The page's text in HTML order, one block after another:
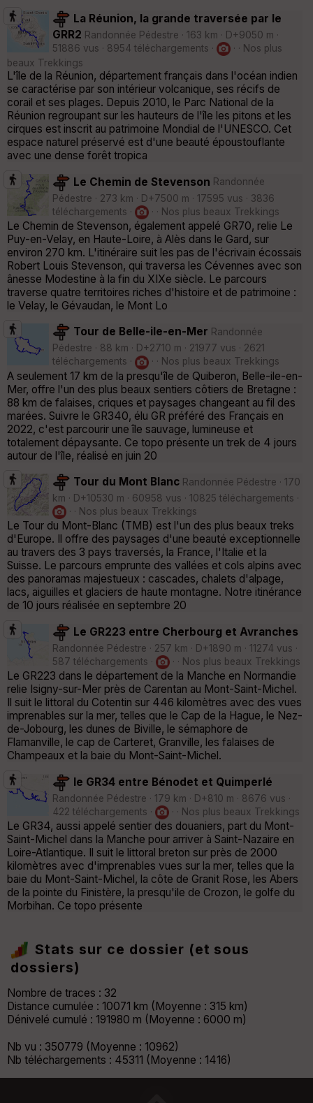
La Réunion, la grande traversée par le
GRR2 Randonnée Pédestre · 163 km · D+9050 m ·
51886 vus · 8954 téléchargements ·
· · Nos plus
beaux Trekkings
L'île de la Réunion, département français dans l'océan indien
se caractérise par son intérieur volcanique, ses récifs de
corail et ses plages. Depuis 2010, le Parc National de la
Réunion regroupant sur les hauteurs de l'île les pitons et les
cirques est inscrit au patrimoine Mondial de l'UNESCO. Cet
espace naturel préservé est d'une beauté époustouflante
avec une dense forêt tropica
Le Chemin de Stevenson Randonnée
Pédestre · 273 km · D+7500 m · 17595 vus · 3836
téléchargements ·
· · Nos plus beaux Trekkings
Le Chemin de Stevenson, également appelé GR70, relie Le
Puy-en-Velay, en Haute-Loire, à Alès dans le Gard, sur
environ 270 km. L'itinéraire suit les pas de l'écrivain écossais
Robert Louis Stevenson, qui traversa les Cévennes avec son
ânesse Modestine à la fin du XIXe siècle. Le parcours
traverse quatre territoires riches d'histoire et de patrimoine :
le Velay, le Gévaudan, le Mont Lo
Tour de Belle-ile-en-Mer Randonnée
Pédestre · 88 km · D+2710 m · 21977 vus · 2621
téléchargements ·
· · Nos plus beaux Trekkings
A seulement 17 km de la presqu'île de Quiberon, Belle-ile-en-
Mer, offre l'un des plus beaux sentiers côtiers de Bretagne :
88 km de falaises, criques et paysages changeant au fil des
marées. Suivre le GR340, élu GR préféré des Français en
2022, c'est parcourir une île sauvage, lumineuse et
totalement dépaysante. Ce topo présente un trek de 4 jours
autour de l'île, réalisé en juin 20
Tour du Mont Blanc Randonnée Pédestre · 170
km · D+10530 m · 60958 vus · 10825 téléchargements ·
· · Nos plus beaux Trekkings
Le Tour du Mont-Blanc (TMB) est l'un des plus beaux treks
d'Europe. Il offre des paysages d'une beauté exceptionnelle
au travers des 3 pays traversés, la France, l'Italie et la
Suisse. Le parcours emprunte des vallées et cols alpins avec
des panoramas majestueux : cascades, chalets d'alpage,
lacs, aiguilles et glaciers de haute montagne. Notre itinérance
de 10 jours réalisée en septembre 20
Le GR223 entre Cherbourg et Avranches
Randonnée Pédestre · 257 km · D+1890 m · 11274 vus ·
587 téléchargements ·
· · Nos plus beaux Trekkings
Le GR223 dans le département de la Manche en Normandie
relie Isigny-sur-Mer près de Carentan au Mont-Saint-Michel.
Il suit le littoral du Cotentin sur 446 kilomètres avec des vues
imprenables sur la mer, telles que le Cap de la Hague, le Nez-
de-Jobourg, les dunes de Biville, le sémaphore de
Flamanville, le cap de Carteret, Granville, les falaises de
Champeaux et la baie du Mont-Saint-Michel.
le GR34 entre Bénodet et Quimperlé
Randonnée Pédestre · 179 km · D+810 m · 8676 vus ·
422 téléchargements ·
· · Nos plus beaux Trekkings
Le GR34, aussi appelé sentier des douaniers, part du Mont-
Saint-Michel dans la Manche pour arriver à Saint-Nazaire en
Loire-Atlantique. Il suit le littoral breton sur près de 2000
kilomètres avec d'imprenables vues sur la mer, telles que la
baie du Mont-Saint-Michel, la côte de Granit Rose, les Abers
de la pointe du Finistère, la presqu'ile de Crozon, le golfe du
Morbihan. Ce topo présente
Stats sur ce dossier (et sous
dossiers)
Nombre de traces : 32
Distance cumulée : 10071 km (Moyenne : 315 km)
Dénivelé cumulé : 191980 m (Moyenne : 6000 m)
Nb vu : 350779 (Moyenne : 10962)
Nb téléchargements : 45311 (Moyenne : 1416)